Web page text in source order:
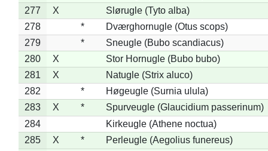
277
X
Slørugle (Tyto alba)
278
*
Dværghornugle (Otus scops)
279
*
Sneugle (Bubo scandiacus)
280
X
Stor Hornugle (Bubo bubo)
281
X
Natugle (Strix aluco)
282
*
Høgeugle (Surnia ulula)
283
X *
Spurveugle (Glaucidium passerinum)
284
Kirkeugle (Athene noctua)
285
X *
Perleugle (Aegolius funereus)